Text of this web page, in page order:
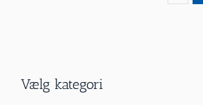
Vælg kategori